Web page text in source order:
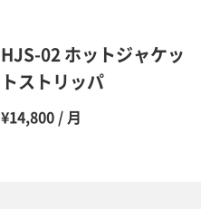
HJS-02 ホットジャケッ
トストリッパ
¥14,800 / 月